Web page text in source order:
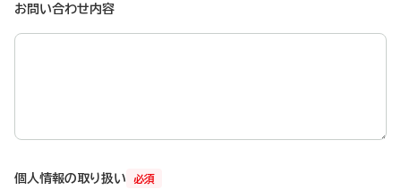
お問い合わせ内容
必須
個人情報の取り扱い